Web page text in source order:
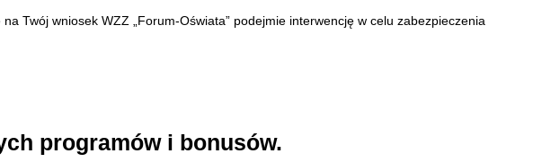
Twój wniosek WZZ „Forum-Oświata” podejmie interwencję w celu zabezpieczenia
programów i bonusów.